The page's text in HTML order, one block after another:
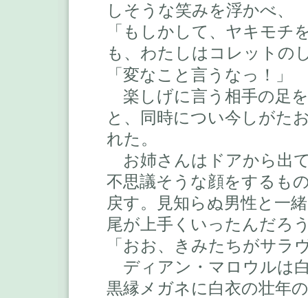
しそうな笑みを浮かべ、
「もしかして、ヤキモ
も、わたしはコレットの
「変なこと言うなっ！」
楽しげに言う相手の足
と、同時につい今しがた
れた。
お姉さんはドアから出
不思議そうな顔をするも
戻す。見知らぬ男性と一
尾が上手くいったんだろ
「おお、きみたちがサラ
ディアン・マロウルは
黒縁メガネに白衣の壮年